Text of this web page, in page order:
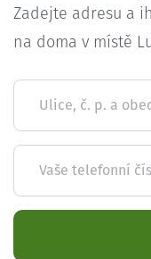
Zadejte adresu a
na doma v místě
Ulice, č. p. a
Vaše telefonní